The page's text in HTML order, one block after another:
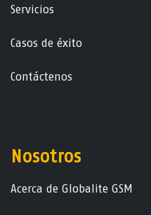
Servicios
Casos de éxito
Contáctenos
Nosotros
Acerca de Globalite GSM